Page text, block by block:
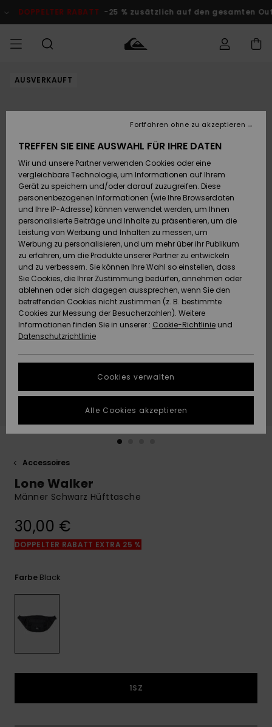
Produktinformation
DOPPELTER RABATT -25 % zusätzlich auf den gesamten
MÄNNER
Accessoires
Schuhe&
Flip-Flops
Surf
Snow
Brandneu
Highlights
Accessoires
Schuhe&
Flip-Flops
Surf
Snow
Brandneu
Highlights
FRAUEN
Brandneu
Highlights
Snow
SURF
Kinder
Highlights
Community
SNOW
Snow Shop
Kinder
Snow Shop
Damen
Highlights
Community
DOPPELTER
RABATT
KINDER
Outlet
Frauen
HILFE & KONTAKT
Retouren
Bezahlung
Geschenkkarte
Quiksilver
Freedom
Datenschutz
Starten Sie eine
um die
schnellste
Antwort auf Ihre
erhalten.
Finden Sie
unser
Kontaktformular.
NACHHALTIGKEIT
SHOPS
QUIKSILVER APP
WUNSCHLISTE
AUSVERKAUFT
Accessoires
Lone Walker
Männer Schwarz Hüfttasche
30,00 €
DOPPELTER RABATT EXTRA 25 %
Farbe Black
1SZ
TREFFEN SIE EINE AUSWAHL FÜR IHRE DATEN
Wir und unsere Partner verwenden Cookies oder eine
vergleichbare Technologie, um Informationen auf Ihrem
Gerät zu speichern und/oder darauf zuzugreifen. Diese
personenbezogenen Informationen (wie Ihre Browserdaten
und Ihre IP-Adresse) können verwendet werden, um Ihnen
personalisierte Beiträge und Inhalte zu präsentieren, um die
Leistung von Werbung und Inhalten zu messen, um
Werbung zu personalisieren, und um mehr über ihr Publikum
zu erfahren, um die Produkte unserer Partner zu entwickeln
und zu verbessern. Sie können Ihre Wahl so einstellen, dass
Sie Cookies, die Ihrer Zustimmung bedürfen, annehmen oder
ablehnen oder sich dagegen aussprechen, wenn Sie den
betreffenden Cookies nicht zustimmen (z. B. bestimmte
Cookies zur Messung der Besucherzahlen). Weitere
Informationen finden Sie in unserer : Cookie-Richtlinie und
Datenschutzrichtlinie
Cookies verwalten
Fortfahren ohne zu akzeptieren
Alle Cookies akzeptieren